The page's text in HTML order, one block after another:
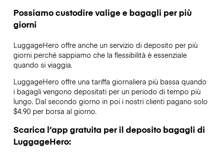
Possiamo custodire valige e bagagli per più
giorni
LuggageHero offre anche un servizio di deposito per più
giorni perché sappiamo che la flessibilità è essenziale
quando si viaggia.
LuggageHero offre una tariffa giornaliera più bassa quando
i bagagli vengono depositati per un periodo di tempo più
lungo. Dal secondo giorno in poi i nostri clienti pagano solo
$4.90 per borsa al giorno.
Scarica l’app gratuita per il deposito bagagli di
LuggageHero: